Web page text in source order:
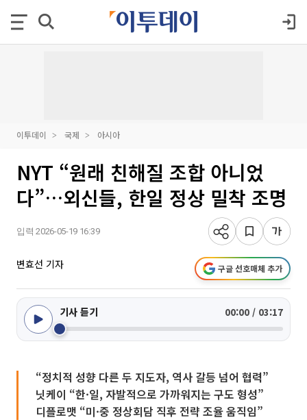
이투데이 국제 아시아
NYT “원래 친해질 조합 아니었
다”…외신들, 한일 정상 밀착 조명
입력 2026-05-19 16:39
변효선 기자 구글 선호매체 추가
기사 듣기 00:00 / 03:17
“정치적 성향 다른 두 지도자, 역사 갈등 넘어 협력”
닛케이 “한·일, 자발적으로 가까워지는 구도 형성”
디플로맷 “미·중 정상회담 직후 전략 조율 움직임”